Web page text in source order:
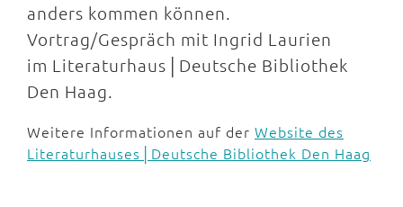
anders kommen können.
Vortrag/Gespräch mit Ingrid Laurien
im Literaturhaus│Deutsche Bibliothek
Den Haag.
Weitere Informationen auf der Website des
Literaturhauses│Deutsche Bibliothek Den Haag